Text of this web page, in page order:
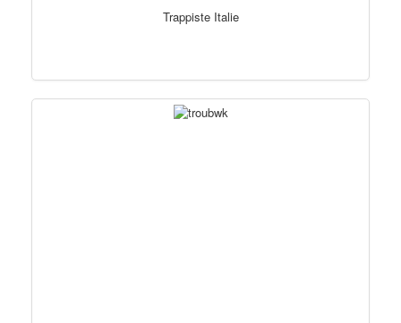
Trappiste Italie